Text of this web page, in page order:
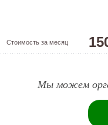
Стоимость за месяц
Мы можем